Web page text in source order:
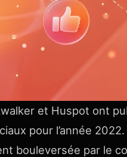
et Huspot ont
pour l’année
bouleversée par le